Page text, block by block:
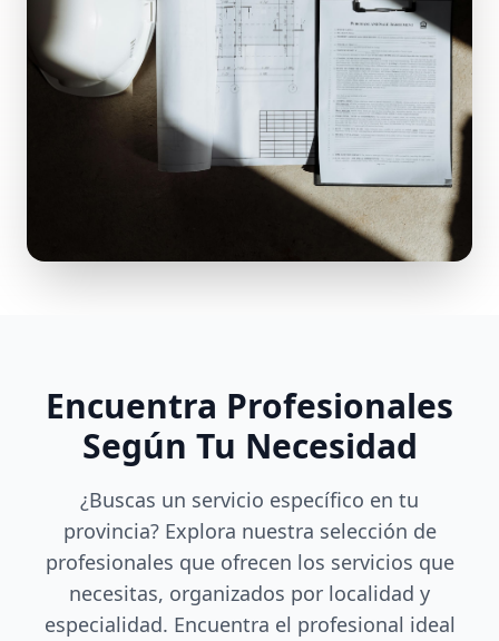
Encuentra Profesionales
Según Tu Necesidad
¿Buscas un servicio específico en tu
provincia? Explora nuestra selección de
profesionales que ofrecen los servicios que
necesitas, organizados por localidad y
especialidad. Encuentra el profesional ideal